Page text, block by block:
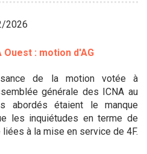
2026
Ouest : motion d'AG
de la motion votée à
générale des ICNA au
abordés étaient le manque
les inquiétudes en terme de
à la mise en service de 4F.